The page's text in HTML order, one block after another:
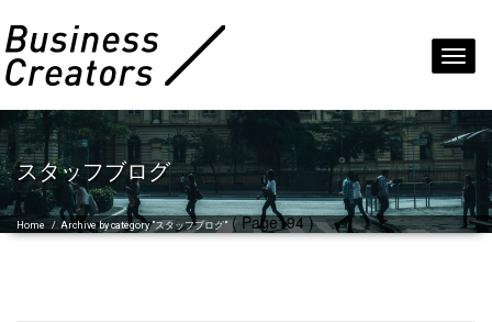
スタッフブログ
Home /Archive by category "スタッフブログ"( Page194 )